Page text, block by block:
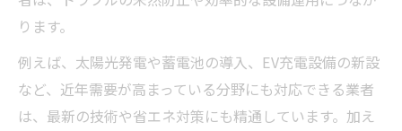
ります。
例えば、太陽光発電や蓄電池の導入、EV充電設備の新設
など、近年需要が高まっている分野にも対応できる業者
は、最新の技術や省エネ対策にも精通しています。加え